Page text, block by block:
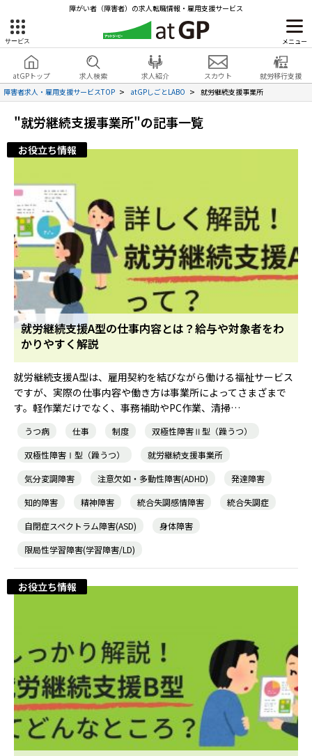
障がい者（障害者）の求人転職情報・雇用支援サービス
サービス メニュー
atGPトップ 求人検索 求人紹介 スカウト
就労移行支援
障害者求人・雇用支援サービスTOP
atGPしごとLABO 就労継続支援事業所
"就労継続支援事業所"の記事一覧
お役立ち情報
就労継続支援A型の仕事内容とは？給与や対象者をわ
かりやすく解説
就労継続支援A型は、雇用契約を結びながら働ける福祉サービス
ですが、実際の仕事内容や働き方は事業所によってさまざまで
す。軽作業だけでなく、事務補助やPC作業、清掃…
うつ病 仕事 制度
双極性障害Ⅱ型（躁うつ）
双極性障害Ⅰ型（躁うつ）
就労継続支援事業所
気分変調障害
注意欠如・多動性障害(ADHD)
発達障害
知的障害
精神障害 統合失調感情障害
統合失調症
自閉症スペクトラム障害(ASD)
身体障害
限局性学習障害(学習障害/LD)
お役立ち情報
障害者雇用のアットジーピー
サービスラインナップ
就転職支援サービス
障害者専門の就転職支援サービス
障害者アスリート専門の就転職支援サービス
ハイスキルな障害者の転職支援サービス
障害のある新卒学生専門の就職エージェントサービス
障害者専門の求人検索・スカウトサービス
就労移行支援サービス
障害別専門支援の就労移行支援サービス
農業生産サービス
会員登録 無料
就労移行支援
見学・お問い合わせ 無料
atGPトップ
求人を検索する
求人を紹介してもらう
スカウトを受ける
就労支援サービス
就職・転職ノウハウ
お問い合わせ・よくある質問
お問い合わせ
よくある質問
メニューを閉じる